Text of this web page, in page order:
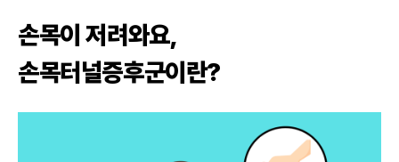
손목이 저려와요,
손목터널증후군이란?